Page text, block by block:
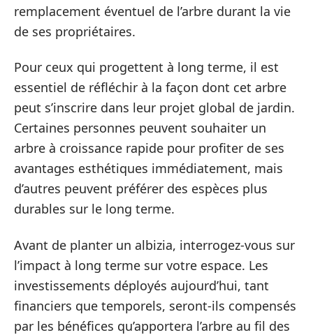
remplacement éventuel de l’arbre durant la vie
de ses propriétaires.
Pour ceux qui progettent à long terme, il est
essentiel de réfléchir à la façon dont cet arbre
peut s’inscrire dans leur projet global de jardin.
Certaines personnes peuvent souhaiter un
arbre à croissance rapide pour profiter de ses
avantages esthétiques immédiatement, mais
d’autres peuvent préférer des espèces plus
durables sur le long terme.
Avant de planter un albizia, interrogez-vous sur
l’impact à long terme sur votre espace. Les
investissements déployés aujourd’hui, tant
financiers que temporels, seront-ils compensés
par les bénéfices qu’apportera l’arbre au fil des